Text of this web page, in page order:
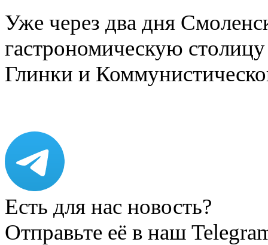
Уже через два дня
гастрономическую
Глинки и
Есть для нас новость?
Отправьте её в наш